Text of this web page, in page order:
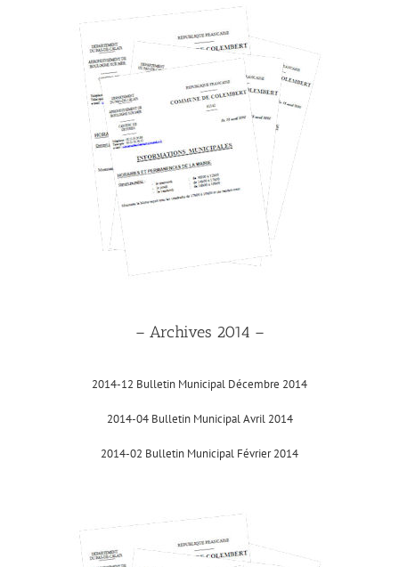
– Archives 2014 –
2014-12 Bulletin Municipal Décembre 2014
2014-04 Bulletin Municipal Avril 2014
2014-02 Bulletin Municipal Février 2014